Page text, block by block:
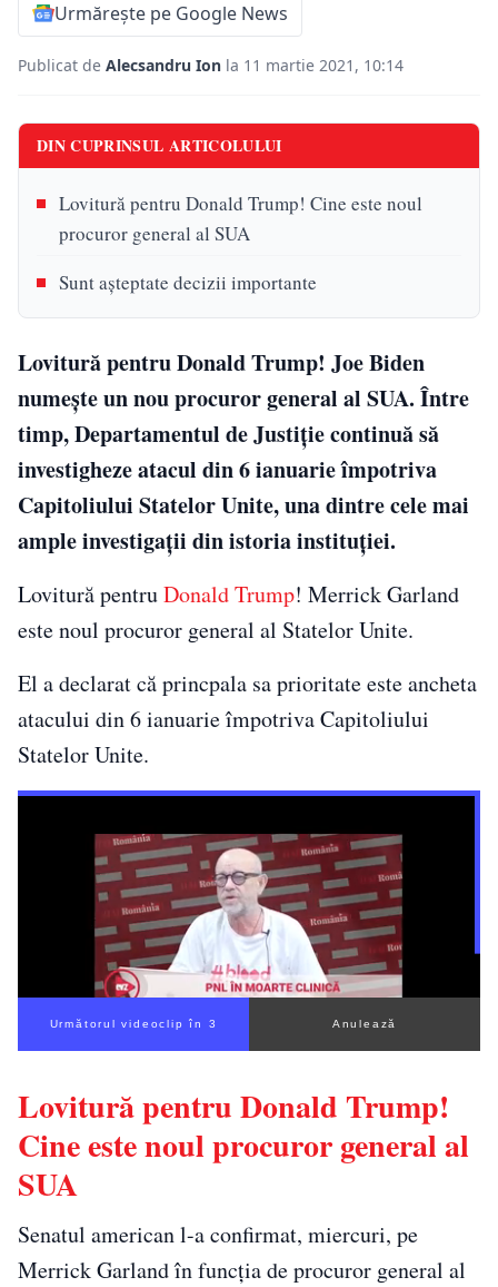
Urmărește pe Google News
Publicat de Alecsandru Ion la 11 martie 2021, 10:14
DIN CUPRINSUL ARTICOLULUI
Lovitură pentru Donald Trump! Cine este noul
procuror general al SUA
Sunt așteptate decizii importante
Lovitură pentru Donald Trump! Joe Biden
numește un nou procuror general al SUA. Între
timp, Departamentul de Justiție continuă să
investigheze atacul din 6 ianuarie împotriva
Capitoliului Statelor Unite, una dintre cele mai
ample investigaţii din istoria instituţiei.
Lovitură pentruDonald Trump! Merrick Garland
este noul procuror general al Statelor Unite.
El a declarat că princpala sa prioritate este ancheta
atacului din 6 ianuarie împotriva Capitoliului
Statelor Unite.
Următorul videoclip în 3 Anulează
Lovitură pentru Donald Trump!
Cine este noul procuror general al
SUA
Senatul american l-a confirmat, miercuri, pe
Merrick Garland în funcţia de procuror general al